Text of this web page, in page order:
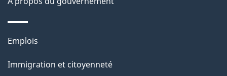
e
l
a
Thèmes
sujets
Emplois
Immigration et citoyenneté